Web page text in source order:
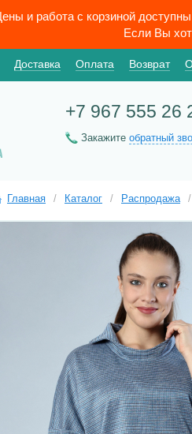
и работа с корзиной
Если Вы
Доставка Оплата Возврат
+7 967 555 26
Закажите обратный
Главная / Каталог / Распродажа /